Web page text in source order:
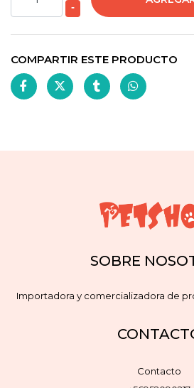
-
COMPARTIR ESTE PRODUCTO
SOBRE
Importadora y comercializadora de
Contacto